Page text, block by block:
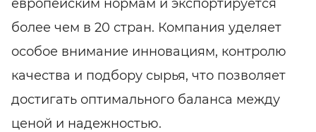
европейским нормам и экспортируется
более чем в 20 стран. Компания уделяет
особое внимание инновациям, контролю
качества и подбору сырья, что позволяет
достигать оптимального баланса между
ценой и надежностью.